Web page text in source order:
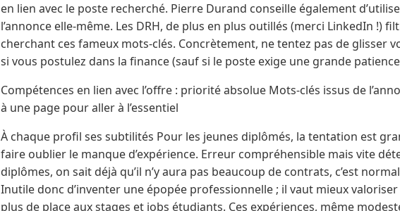
en lien avec le poste recherché. Pierre Durand conseille également
l’annonce elle-même. Les DRH, de plus en plus outillés (merci LinkedIn !)
cherchant ces fameux mots-clés. Concrètement, ne tentez pas de glisser
si vous postulez dans la finance (sauf si le poste exige une grande
Compétences en lien avec l’offre : priorité absolue Mots-clés issus de
à une page pour aller à l’essentiel
À chaque profil ses subtilités Pour les jeunes diplômés, la tentation est
faire oublier le manque d’expérience. Erreur compréhensible mais vite
diplômes, on sait déjà qu’il n’y aura pas beaucoup de contrats, c’est
Inutile donc d’inventer une épopée professionnelle ; il vaut mieux
plus de place aux stages et jobs étudiants. Ces expériences, même